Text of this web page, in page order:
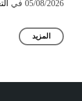
05/08/2026 في
المزيد